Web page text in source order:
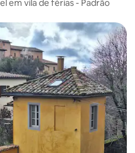
em vila de férias - Padrão